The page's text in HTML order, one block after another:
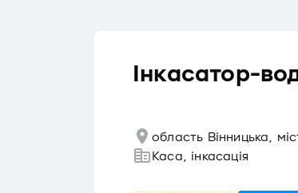
Інкасатор-
область Вінницька,
Каса, інкасація